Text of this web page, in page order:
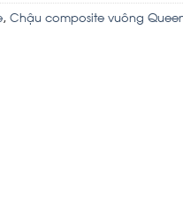
, Chậu composite vuông